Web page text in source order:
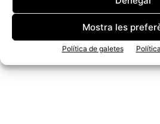
Mostra les
Política de galetes